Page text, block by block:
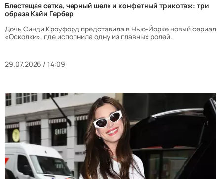
Блестящая сетка, черный шелк и конфетный трикотаж: три
образа Кайи Гербер
Дочь Синди Кроуфорд представила в Нью-Йорке новый сериал
«Осколки», где исполнила одну из главных ролей.
29.07.2026 / 14:09